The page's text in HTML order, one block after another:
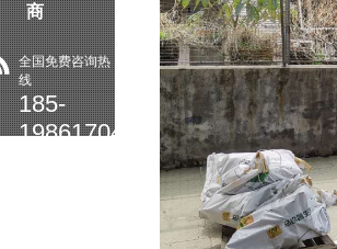
商
全国免费咨询热
线
185-
19861704